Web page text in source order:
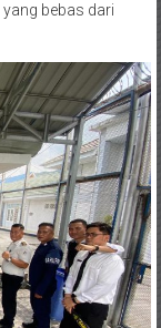
bebas dari